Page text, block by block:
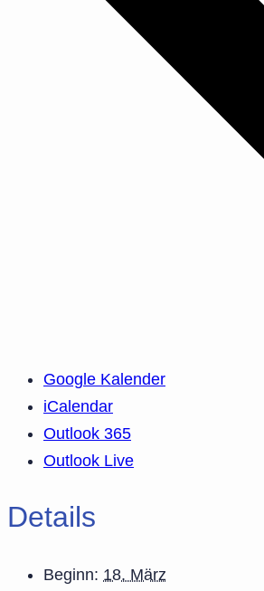
Google Kalender
iCalendar
Outlook 365
Outlook Live
Details
Beginn: 18. März